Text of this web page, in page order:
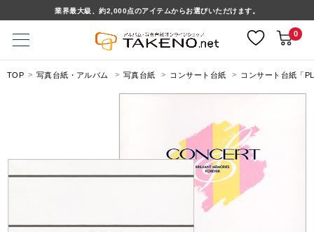
業界最大級、約2,000点のアイテムからお選びいただけます。
0
TOP 写真台紙・アルバム 写真台紙 コンサート台紙 コンサート台紙「